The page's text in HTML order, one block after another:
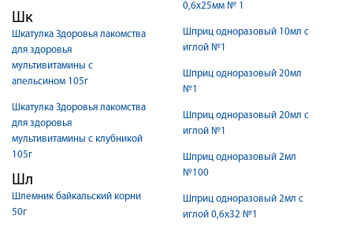
Шк
Шкатулка Здоровья лакомства
для здоровья
мультивитамины с
апельсином 105г
Шкатулка Здоровья лакомства
для здоровья
мультивитамины с клубникой
105г
Шл
Шлемник байкальский корни
50г
0,6х25мм № 1
Шприц одноразовый 10мл с
иглой №1
Шприц одноразовый 20мл
№1
Шприц одноразовый 20мл с
иглой №1
Шприц одноразовый 2мл
№100
Шприц одноразовый 2мл с
иглой 0,6х32 №1